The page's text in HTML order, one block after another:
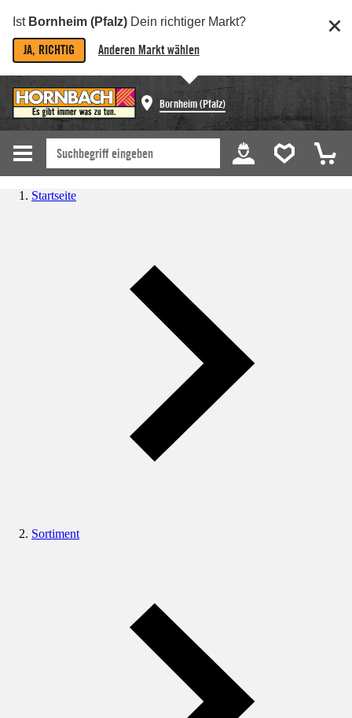
Ist Bornheim (Pfalz) Dein richtiger Markt?
JA, RICHTIG Anderen Markt wählen
Bornheim (Pfalz)
Startseite
Sortiment